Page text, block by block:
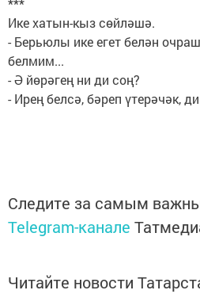
***
Ике хатын-кыз сөйләшә.
- Берьюлы ике егет белән
белмим...
- Ә йөрәгең ни ди соң?
- Ирең белсә, бәреп үтерәчәк,
Следите за самым
Telegram-канале
Читайте новости